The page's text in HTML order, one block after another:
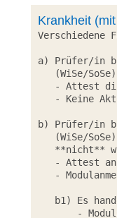
Krankheit
Verschiedene
a) Prüfer/in
b) Prüfer/in